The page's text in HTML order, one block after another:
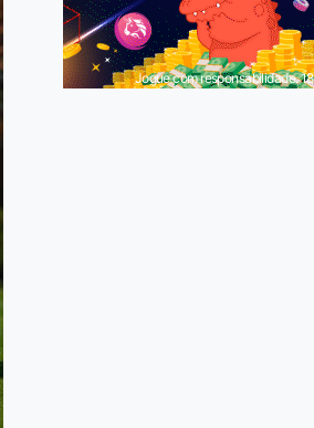
Jogue com responsabilidade.